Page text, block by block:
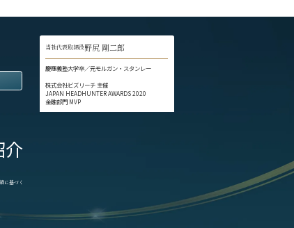
介
に基づく
当社代表取締役野尻 剛二郎
慶應義塾大学卒／元モルガン・スタンレー
株式会社ビズリーチ 主催
JAPAN HEADHUNTER AWARDS 2020
金融部門 MVP